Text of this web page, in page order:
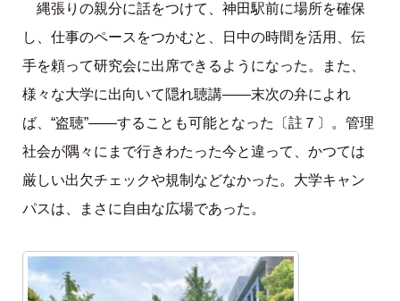
縄張りの親分に話をつけて、神田駅前に場所を確保
し、仕事のペースをつかむと、日中の時間を活用、伝
手を頼って研究会に出席できるようになった。また、
様々な大学に出向いて隠れ聴講――末次の弁によれ
ば、“盗聴”――することも可能となった〔註７〕。管理
社会が隅々にまで行きわたった今と違って、かつては
厳しい出欠チェックや規制などなかった。大学キャン
パスは、まさに自由な広場であった。